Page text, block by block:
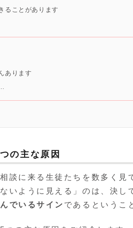
ることがあります
あります
の主な原因
談に来る生徒たちを数多く見
いように見える」のは、決し
でいるサイン であるというこ